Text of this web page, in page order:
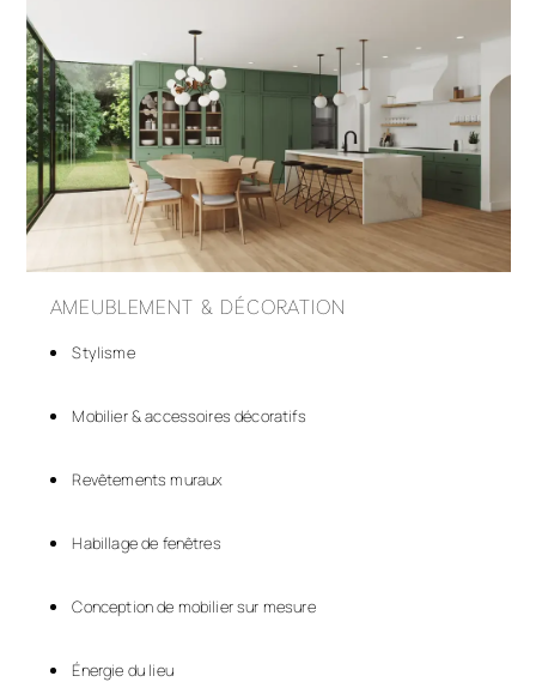
AMEUBLEMENT & DÉCORATION
Stylisme
Mobilier & accessoires décoratifs
Revêtements muraux
Habillage de fenêtres
Conception de mobilier sur mesure
Énergie du lieu